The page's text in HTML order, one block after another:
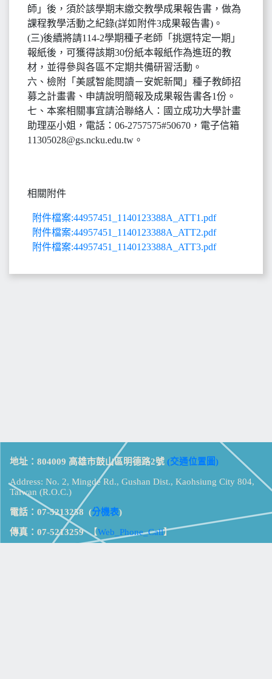
師」後，須於該學期末繳交教學成果報告書，做為
課程教學活動之紀錄(詳如附件3成果報告書)。
(三)後續將請114-2學期種子老師「挑選特定一期」
報紙後，可獲得該期30份紙本報紙作為進班的教
材，並得參與各區不定期共備研習活動。
六、檢附「美感智能閱讀－安妮新聞」種子教師招
募之計畫書、申請說明簡報及成果報告書各1份。
七、本案相關事宜請洽聯絡人：國立成功大學計畫
助理巫小姐，電話：06-2757575#50670，電子信箱
11305028@gs.ncku.edu.tw。
相關附件
附件檔案:44957451_1140123388A_ATT1.pdf
附件檔案:44957451_1140123388A_ATT2.pdf
附件檔案:44957451_1140123388A_ATT3.pdf
地址：804009 高雄市鼓山區明德路2號 (交通位置圖)
Address: No. 2, Mingde Rd., Gushan Dist., Kaohsiung City 804,
Taiwan (R.O.C.)
電話：07-5213258 (分機表)
傳真：07-5213259【Web_Phone_Call】